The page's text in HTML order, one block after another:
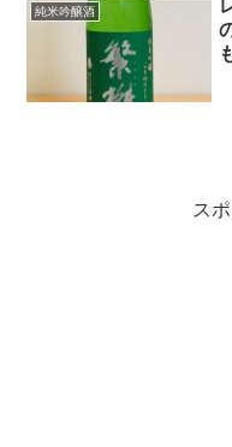
純米吟醸酒
ス